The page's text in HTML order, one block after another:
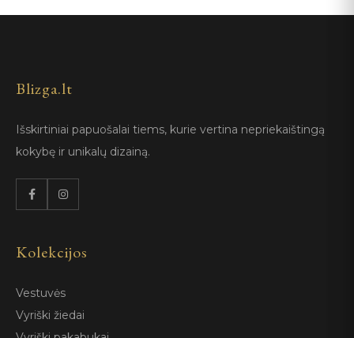
Blizga.lt
Išskirtiniai papuošalai tiems, kurie vertina nepriekaištingą
kokybę ir unikalų dizainą.
Kolekcijos
Vestuvės
Vyriški žiedai